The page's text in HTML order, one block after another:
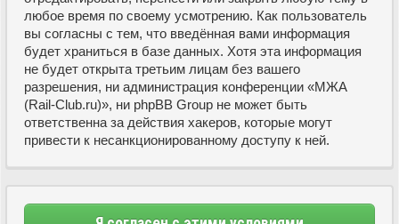
любое время по своему усмотрению. Как пользователь
вы согласны с тем, что введённая вами информация
будет храниться в базе данных. Хотя эта информация
не будет открыта третьим лицам без вашего
разрешения, ни администрация конференции «МЖА
(Rail-Club.ru)», ни phpBB Group не может быть
ответственна за действия хакеров, которые могут
привести к несанкционированному доступу к ней.